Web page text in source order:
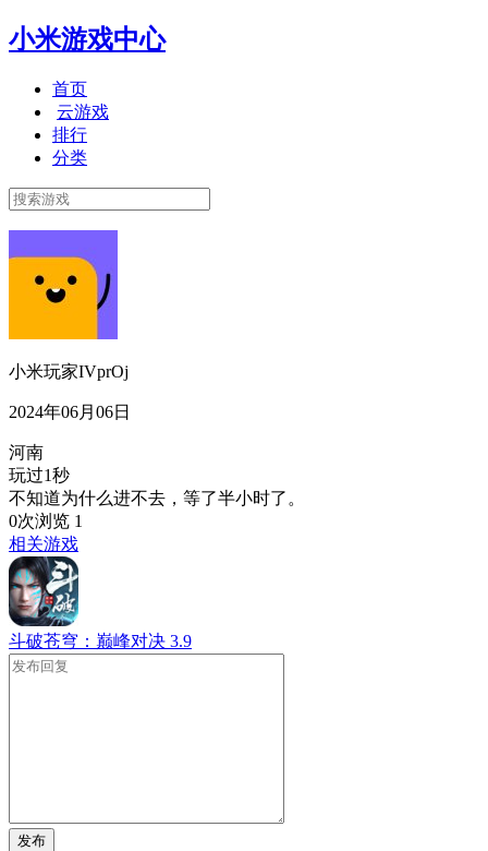
小米游戏中心
首页
云游戏
排行
分类
小米玩家IVprOj
2024年06月06日
河南
玩过1秒
不知道为什么进不去，等了半小时了。
0次浏览 1
相关游戏
斗破苍穹：巅峰对决 3.9
发布